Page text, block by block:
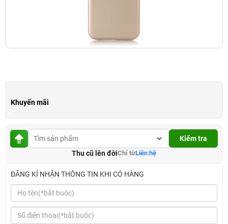
Khuyến mãi
Kiểm tra
Thu cũ lên đờiChỉ từLiên hệ
ĐĂNG KÍ NHẬN THÔNG TIN KHI CÓ HÀNG